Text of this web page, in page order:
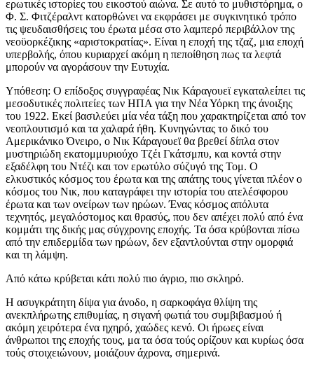
ερωτικές ιστορίες του εικοστού αιώνα. Σε αυτό το μυθιστόρημα, ο
Φ. Σ. Φιτζέραλντ κατορθώνει να εκφράσει με συγκινητικό τρόπο
τις ψευδαισθήσεις του έρωτα μέσα στο λαμπερό περιβάλλον της
νεοϋορκέζικης «αριστοκρατίας». Είναι η εποχή της τζαζ, μια εποχή
υπερβολής, όπου κυριαρχεί ακόμη η πεποίθηση πως τα λεφτά
μπορούν να αγοράσουν την Ευτυχία.
Υπόθεση: O επίδοξος συγγραφέας Νικ Κάραγουεϊ εγκαταλείπει τις
μεσοδυτικές πολιτείες των ΗΠΑ για την Νέα Υόρκη της άνοιξης
του 1922. Εκεί βασιλεύει μία νέα τάξη που χαρακτηρίζεται από τον
νεοπλουτισμό και τα χαλαρά ήθη. Κυνηγώντας το δικό του
Αμερικάνικο Όνειρο, ο Νικ Κάραγουεϊ θα βρεθεί δίπλα στον
μυστηριώδη εκατομμυριούχο Τζέι Γκάτσμπυ, και κοντά στην
εξαδέλφη του Ντέζι και τον ερωτύλο σύζυγό της Τομ. Ο
ελκυστικός κόσμος του έρωτα και της απάτης τους γίνεται πλέον ο
κόσμος του Νικ, που καταγράφει την ιστορία του ατελέσφορου
έρωτα και των ονείρων των ηρώων. Ένας κόσμος απόλυτα
τεχνητός, μεγαλόστομος και θρασύς, που δεν απέχει πολύ από ένα
κομμάτι της δικής μας σύγχρονης εποχής. Τα όσα κρύβονται πίσω
από την επιδερμίδα των ηρώων, δεν εξαντλούνται στην ομορφιά
και τη λάμψη.
Από κάτω κρύβεται κάτι πολύ πιο άγριο, πιο σκληρό.
Η ασυγκράτητη δίψα για άνοδο, η σαρκοφάγα θλίψη της
ανεκπλήρωτης επιθυμίας, η σιγανή φωτιά του συμβιβασμού ή
ακόμη χειρότερα ένα ηχηρό, χαώδες κενό. Οι ήρωες είναι
άνθρωποι της εποχής τους, μα τα όσα τούς ορίζουν και κυρίως όσα
τούς στοιχειώνουν, μοιάζουν άχρονα, σημερινά.